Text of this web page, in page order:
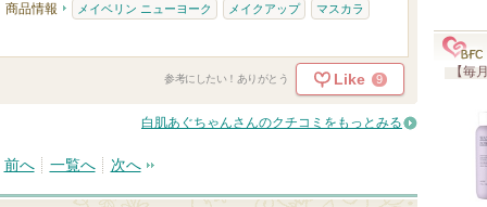
商品情報 メイベリン ニューヨーク メイクアップ マスカラ
参考にしたい！ありがとう Like 9
白肌あぐちゃんさんのクチコミをもっとみる
前へ 一覧へ 次へ
【毎